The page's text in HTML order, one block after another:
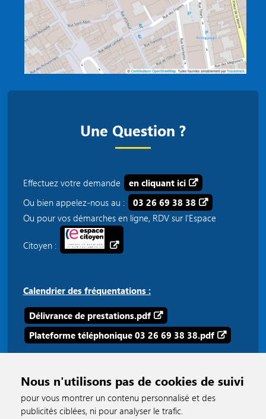
Nous n'utilisons pas de cookies de suivi
pour vous montrer un contenu personnalisé et des
publicités ciblées, ni pour analyser le trafic.
Une Question ?
Effectuez votre demande
en cliquant ici
Ou bien appelez-nous au :
03 26 69 38 38
Ou pour vos démarches en ligne, RDV sur l'Espace
Citoyen :
Calendrier des fréquentations :
Délivrance de prestations.pdf
Plateforme téléphonique 03 26 69 38 38.pdf